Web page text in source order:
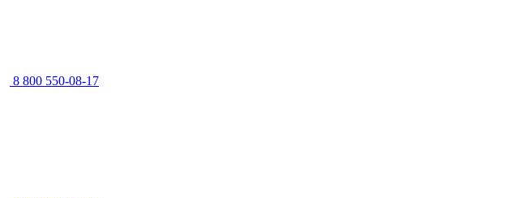
8 800 550-08-17